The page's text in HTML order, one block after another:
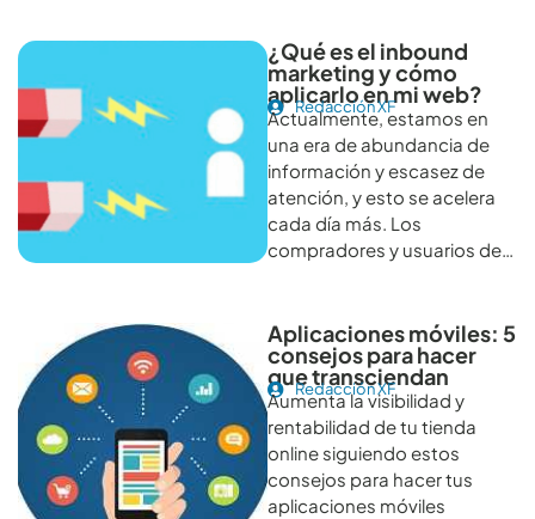
¿Qué es el inbound
marketing y cómo
aplicarlo en mi web?
Redacción XF
Actualmente, estamos en
una era de abundancia de
información y escasez de
atención, y esto se acelera
cada día más. Los
compradores y usuarios de…
Aplicaciones móviles: 5
consejos para hacer
que transciendan
Redacción XF
Aumenta la visibilidad y
rentabilidad de tu tienda
online siguiendo estos
consejos para hacer tus
aplicaciones móviles